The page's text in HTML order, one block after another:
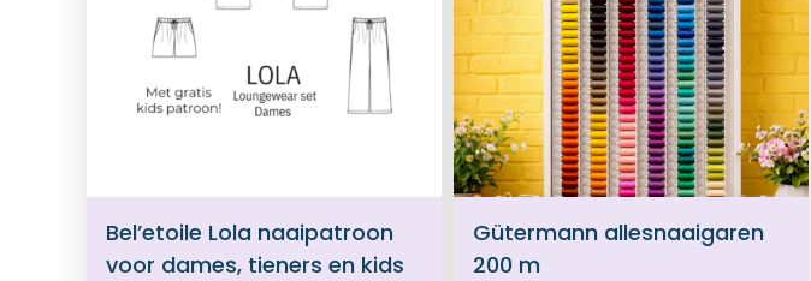
Bel’etoile Lola naaipatroon
voor dames, tieners en kids
Gütermann allesnaaigaren
200 m